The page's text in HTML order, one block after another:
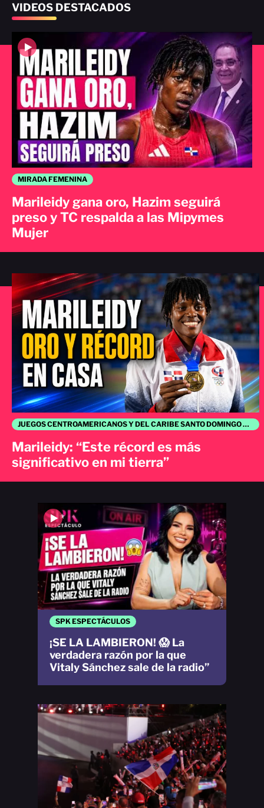
VIDEOS DESTACADOS
JUEGOS CENTROAMERICANOS Y DEL CARIBE SANTO DOMINGO 2026
Marileidy: “Este récord es más
significativo en mi tierra”
MIRADA FEMENINA
Marileidy gana oro, Hazim seguirá
preso y TC respalda a las Mipymes
Mujer
SPK ESPECTÁCULOS
¡SE LA LAMBIERON! 😱 La
verdadera razón por la que
Vitaly Sánchez sale de la radio”